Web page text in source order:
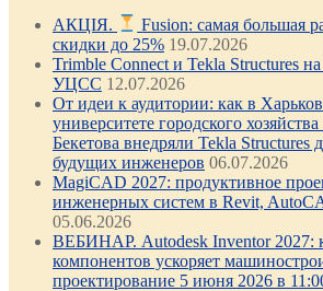
АКЦІЯ.
Fusion: самая большая
скидки до 25% 19.07.2026
Trimble Connect и Tekla Structures
УЦСС 12.07.2026
От идеи к аудитории: как в
университете городского
Бекетова внедряли Tekla Structures
будущих инженеров 06.07.2026
MagiCAD 2027: продуктивное
инженерных систем в Revit,
05.06.2026
ВЕБИНАР. Autodesk Inventor 2027:
компонентов ускоряет
проектирование 5 июня 2026 в